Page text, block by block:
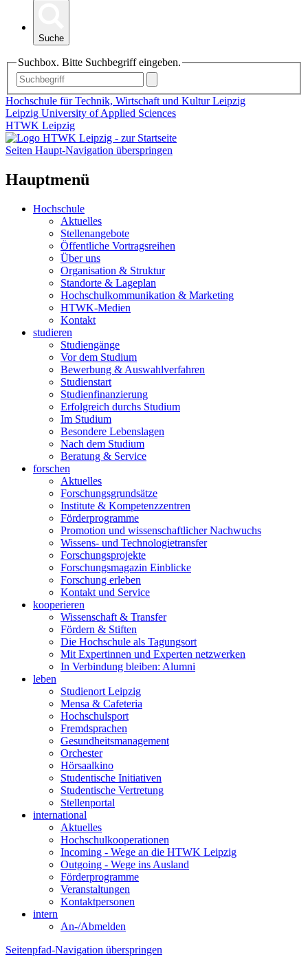
Suche
Suchbox. Bitte Suchbegriff eingeben.
Hochschule für Technik, Wirtschaft und Kultur Leipzig
Leipzig University of Applied Sciences
HTWK Leipzig
Seiten Haupt-Navigation überspringen
Hauptmenü
Hochschule
Aktuelles
Stellenangebote
Öffentliche Vortragsreihen
Über uns
Organisation & Struktur
Standorte & Lageplan
Hochschulkommunikation & Marketing
HTWK-Medien
Kontakt
studieren
Studiengänge
Vor dem Studium
Bewerbung & Auswahlverfahren
Studienstart
Studienfinanzierung
Erfolgreich durchs Studium
Im Studium
Besondere Lebenslagen
Nach dem Studium
Beratung & Service
forschen
Aktuelles
Forschungsgrundsätze
Institute & Kompetenzzentren
Förderprogramme
Promotion und wissenschaftlicher Nachwuchs
Wissens- und Technologietransfer
Forschungsprojekte
Forschungsmagazin Einblicke
Forschung erleben
Kontakt und Service
kooperieren
Wissenschaft & Transfer
Fördern & Stiften
Die Hochschule als Tagungsort
Mit Expertinnen und Experten netzwerken
In Verbindung bleiben: Alumni
leben
Studienort Leipzig
Mensa & Cafeteria
Hochschulsport
Fremdsprachen
Gesundheitsmanagement
Orchester
Hörsaalkino
Studentische Initiativen
Studentische Vertretung
Stellenportal
international
Aktuelles
Hochschulkooperationen
Incoming - Wege an die HTWK Leipzig
Outgoing - Wege ins Ausland
Förderprogramme
Veranstaltungen
Kontaktpersonen
intern
An-/Abmelden
Seitenpfad-Navigation überspringen